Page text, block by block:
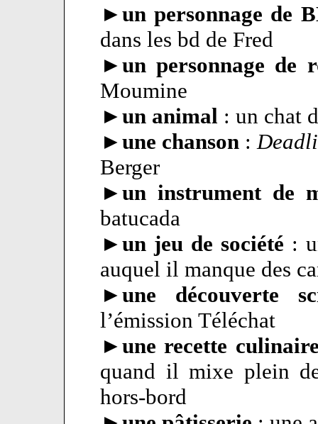
►un personnage de
dans les bd de Fred
►un personnage de
Moumine
►un animal : un chat
►une chanson :
Berger
►un instrument de
batucada
►un jeu de société :
auquel il manque des
►une découverte
l’émission Téléchat
►une recette
quand il mixe plein
hors-bord